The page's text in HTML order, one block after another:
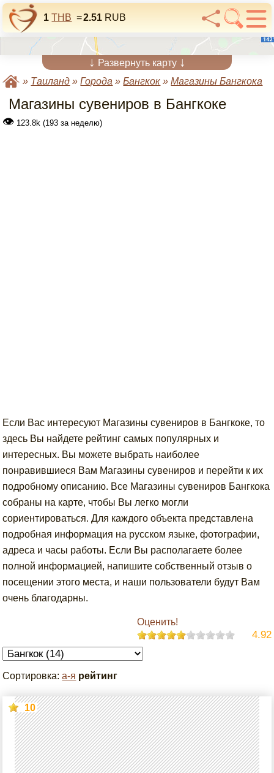
1 THB =2.51 RUB
↓ Развернуть карту ↓
» Таиланд »Города »Бангкок »Магазины Бангкока
Магазины сувениров в Бангкоке
👁 123.8k (193 за неделю)
Если Вас интересуют Магазины сувениров в Бангкоке, то
здесь Вы найдете рейтинг самых популярных и
интересных. Вы можете выбрать наиболее
понравившиеся Вам Магазины сувениров и перейти к их
подробному описанию. Все Магазины сувениров Бангкока
собраны на карте, чтобы Вы легко могли
сориентироваться. Для каждого объекта представлена
подробная информация на русском языке, фотографии,
адреса и часы работы. Если Вы располагаете более
полной информацией, напишите собственный отзыв о
посещении этого места, и наши пользователи будут Вам
очень благодарны.
Оценить!
4.92
Сортировка:а-я рейтинг
10